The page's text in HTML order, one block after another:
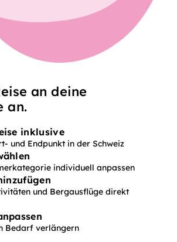
an deine
an.
inklusive
und Endpunkt in der Schweiz
individuell anpassen
und Bergausflüge direkt
Bedarf verlängern